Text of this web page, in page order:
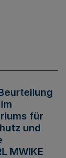
für
und
MWIKE